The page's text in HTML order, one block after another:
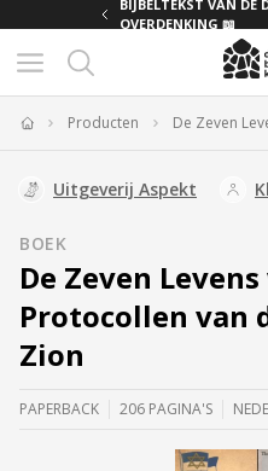
BIJBELTEKST VAN DE
OVERDENKING 📖
Producten De Zeven
Uitgeverij Aspekt
BOEK
De Zeven
Protocollen van
Zion
PAPERBACK 206 PAGINA'S